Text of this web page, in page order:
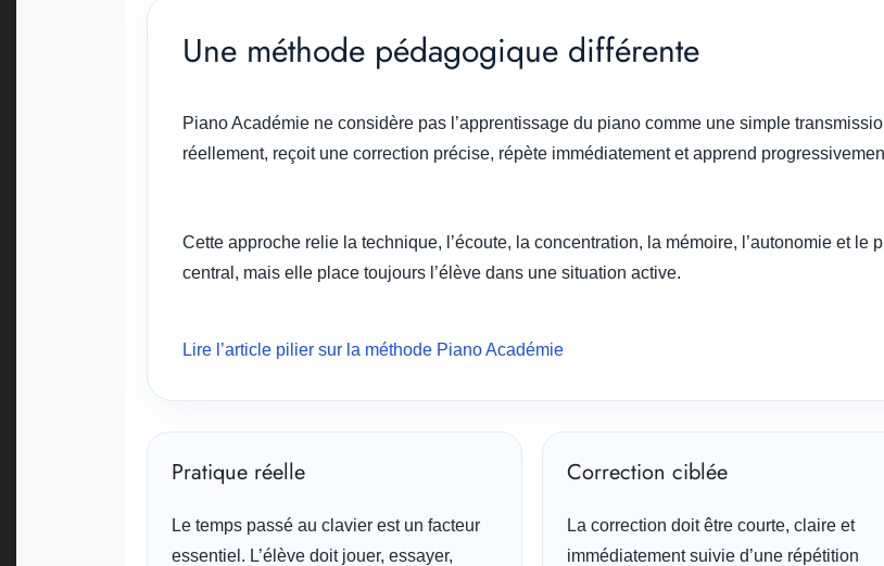
Une méthode pédagogique différente
Piano Académie ne considère pas l’apprentissage du piano comme une simple
réellement, reçoit une correction précise, répète immédiatement et apprend
Cette approche relie la technique, l’écoute, la concentration, la mémoire, l’autonomie et
central, mais elle place toujours l’élève dans une situation active.
Lire l’article pilier sur la méthode Piano Académie
Pratique réelle
Le temps passé au clavier est un facteur
essentiel. L’élève doit jouer, essayer,
Correction ciblée
La correction doit être courte, claire et
immédiatement suivie d’une répétition